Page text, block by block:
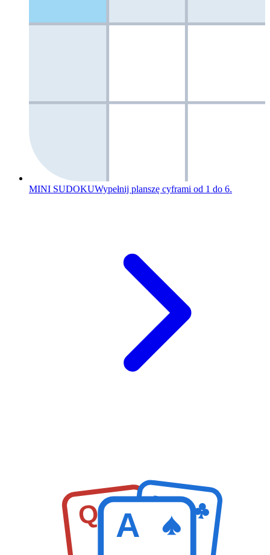
MINI SUDOKUWypełnij planszę cyframi od 1 do 6.
Q K
A